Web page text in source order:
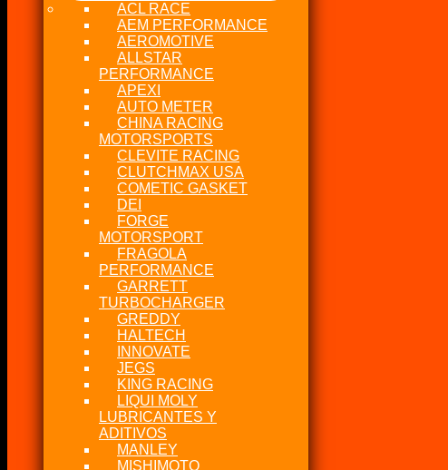
ACL RACE
AEM PERFORMANCE
AEROMOTIVE
ALLSTAR
PERFORMANCE
APEXI
AUTO METER
CHINA RACING
MOTORSPORTS
CLEVITE RACING
CLUTCHMAX USA
COMETIC GASKET
DEI
FORGE
MOTORSPORT
FRAGOLA
PERFORMANCE
GARRETT
TURBOCHARGER
GREDDY
HALTECH
INNOVATE
JEGS
KING RACING
LIQUI MOLY
LUBRICANTES Y
ADITIVOS
MANLEY
MISHIMOTO